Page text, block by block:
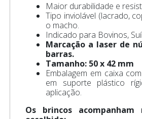
Maior durabilidade e
Tipo inviolável (lacrado,
o macho.
Indicado para Bovinos,
Marcação a laser de
barras.
Tamanho: 50 x 42 mm
Embalagem em caixa
em suporte plástico
aplicação.
Os brincos